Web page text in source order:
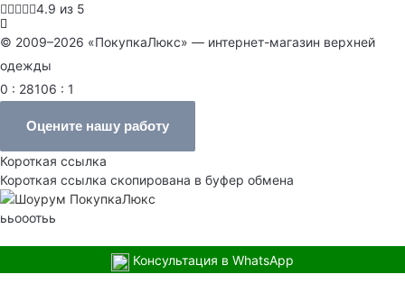
4.9 из 5
© 2009–2026 «ПокупкаЛюкс» — интернет-магазин верхней
одежды
0 : 28106 : 1
Оцените нашу работу
Короткая ссылка
Короткая ссылка скопирована в буфер обмена
ььооотьь
Консультация в WhatsApp